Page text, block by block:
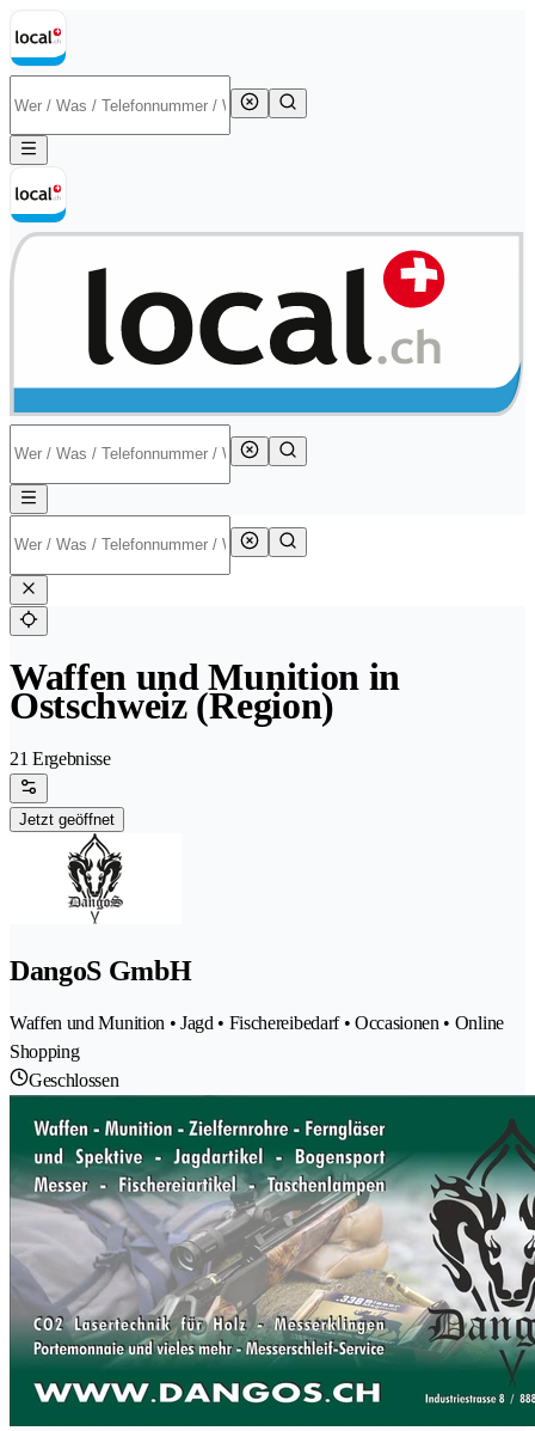
Waffen und Munition in
Ostschweiz (Region)
21 Ergebnisse
Jetzt geöffnet
DangoS GmbH
Waffen und Munition • Jagd • Fischereibedarf • Occasionen • Online
Shopping
Geschlossen